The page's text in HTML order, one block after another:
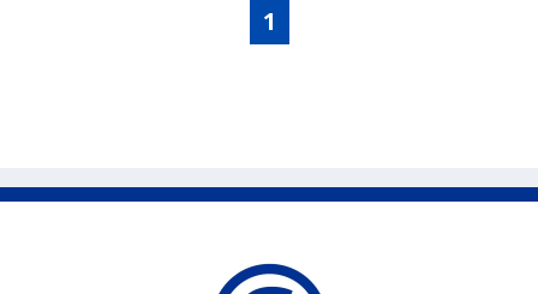
1